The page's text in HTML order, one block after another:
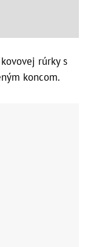
rúrky s
koncom.